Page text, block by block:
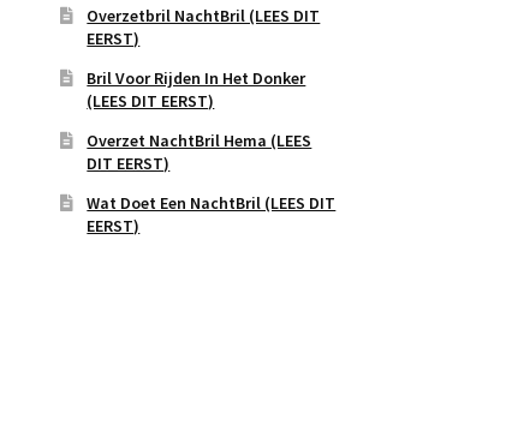
Overzetbril NachtBril (LEES DIT
EERST)
Bril Voor Rijden In Het Donker
(LEES DIT EERST)
Overzet NachtBril Hema (LEES
DIT EERST)
Wat Doet Een NachtBril (LEES DIT
EERST)